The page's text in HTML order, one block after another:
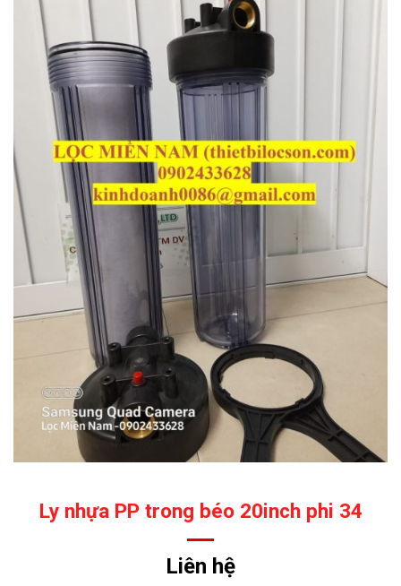
Ly nhựa PP trong béo 20inch phi 34
Liên hệ